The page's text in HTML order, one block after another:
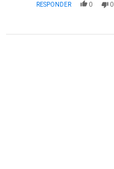
RESPONDER 0 0